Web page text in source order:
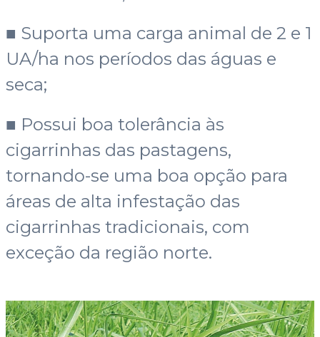
■ Suporta uma carga animal de 2 e 1
UA/ha nos períodos das águas e
seca;
■ Possui boa tolerância às
cigarrinhas das pastagens,
tornando-se uma boa opção para
áreas de alta infestação das
cigarrinhas tradicionais, com
exceção da região norte.